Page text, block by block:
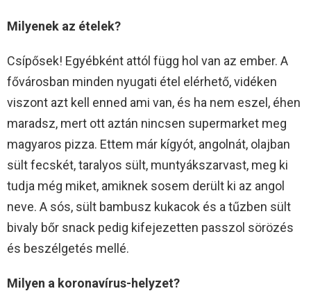
Milyenek az ételek?
Csípősek! Egyébként attól függ hol van az ember. A
fővárosban minden nyugati étel elérhető, vidéken
viszont azt kell enned ami van, és ha nem eszel, éhen
maradsz, mert ott aztán nincsen supermarket meg
magyaros pizza. Ettem már kígyót, angolnát, olajban
sült fecskét, taralyos sült, muntyákszarvast, meg ki
tudja még miket, amiknek sosem derült ki az angol
neve. A sós, sült bambusz kukacok és a tűzben sült
bivaly bőr snack pedig kifejezetten passzol sörözés
és beszélgetés mellé.
Milyen a koronavírus-helyzet?